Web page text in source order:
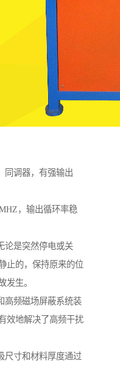
同调器，有强输出
，输出循环率稳
论是突然停电或关
止的，保持原来的位
发生。
高频磁场屏蔽系统装
效地解决了高频干扰
尺寸和材料厚度通过